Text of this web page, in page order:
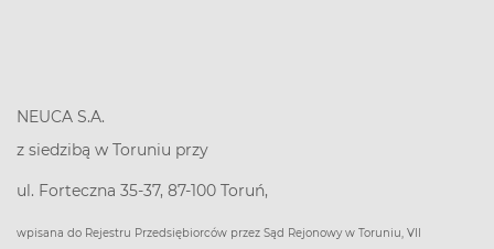
NEUCA S.A.
z siedzibą w Toruniu przy
ul. Forteczna 35-37, 87-100 Toruń,
wpisana do Rejestru Przedsiębiorców przez Sąd Rejonowy w Toruniu, VII